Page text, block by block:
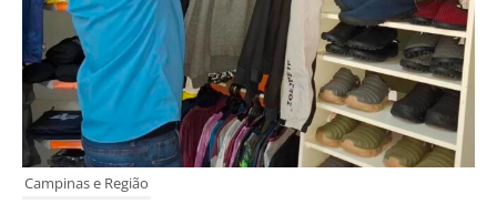
Campinas e Região